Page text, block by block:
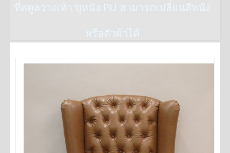
ที่สตูลวางเท้า บุหนัง PU สามารถเปลี่ยนสีหนัง
หรือตัวผ้าได้